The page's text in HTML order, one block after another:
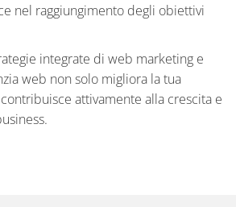
nel raggiungimento degli obiettivi
integrate di web marketing e
web non solo migliora la tua
attivamente alla crescita e